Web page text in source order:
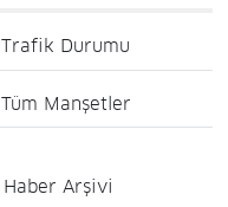
Trafik Durumu
Tüm Manşetler
Haber Arşivi